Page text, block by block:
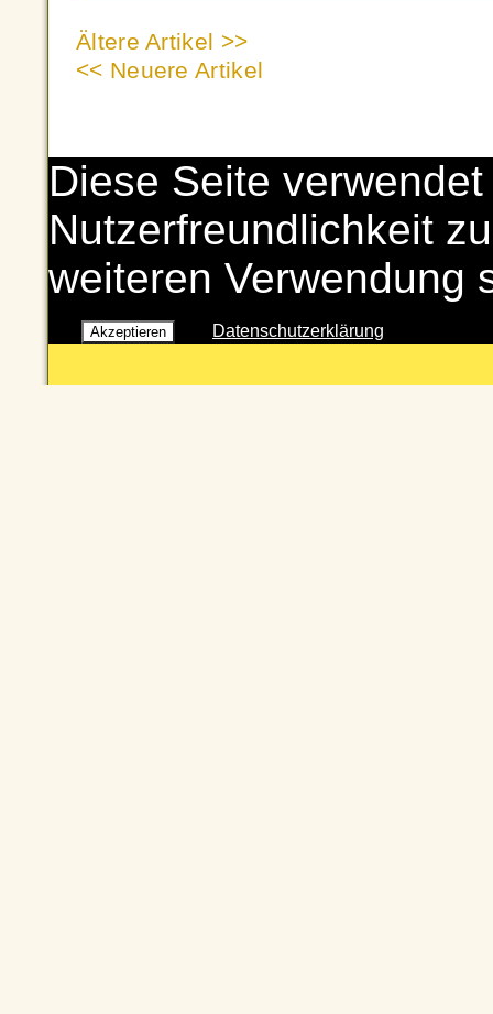
Ältere Artikel >>
<< Neuere Artikel
Diese Seite
Nutzerfreundlichkeit
weiteren Verwendung
Akzeptieren Datenschutzerklärung